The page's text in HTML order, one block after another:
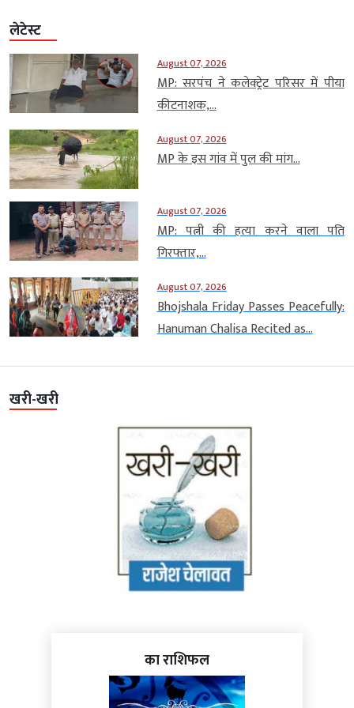
लेटेस्ट
August 07, 2026
MP: सरपंच ने कलेक्ट्रेट परिसर में पीया
कीटनाशक,...
August 07, 2026
MP के इस गांव में पुल की मांग...
August 07, 2026
MP: पत्नी की हत्या करने वाला पति
गिरफ्तार,...
August 07, 2026
Bhojshala Friday Passes Peacefully:
Hanuman Chalisa Recited as...
खरी-खरी
का राशिफल